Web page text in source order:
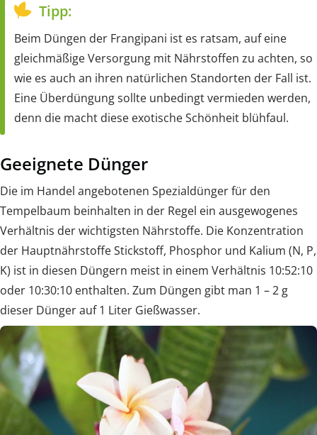
Tipp:
Beim Düngen der Frangipani ist es ratsam, auf eine
gleichmäßige Versorgung mit Nährstoffen zu achten, so
wie es auch an ihren natürlichen Standorten der Fall ist.
Eine Überdüngung sollte unbedingt vermieden werden,
denn die macht diese exotische Schönheit blühfaul.
Geeignete Dünger
Die im Handel angebotenen Spezialdünger für den
Tempelbaum beinhalten in der Regel ein ausgewogenes
Verhältnis der wichtigsten Nährstoffe. Die Konzentration
der Hauptnährstoffe Stickstoff, Phosphor und Kalium (N, P,
K) ist in diesen Düngern meist in einem Verhältnis 10:52:10
oder 10:30:10 enthalten. Zum Düngen gibt man 1 – 2 g
dieser Dünger auf 1 Liter Gießwasser.